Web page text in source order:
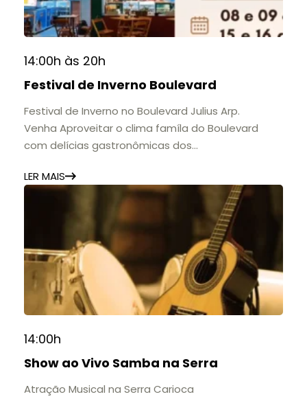
formação de gerações.
📍 Casarão Julius Arp
📅 Até 30 de setembro
11h às 17h
🎟️ Entrada gratuita.
14:00h às 20h
Festival de Inverno Boulevard
Festival de Inverno no Boulevard Julius Arp.
Venha Aproveitar o clima famíla do Boulevard
com delícias gastronômicas dos
LER MAIS
14:00h
Show ao Vivo Samba na Serra
Atração Musical na Serra Carioca